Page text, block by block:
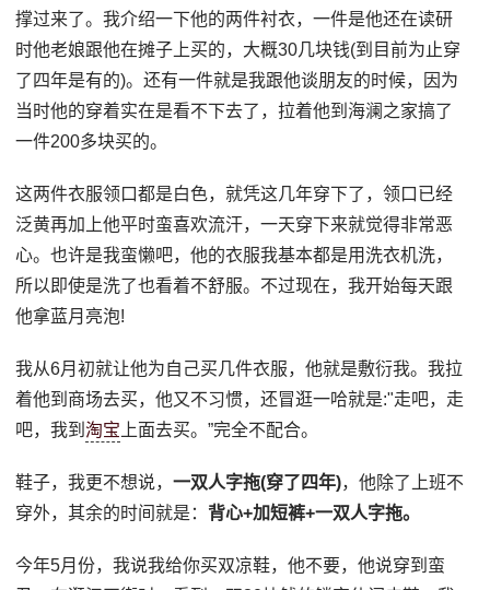
撑过来了。我介绍一下他的两件衬衣，一件是他还在读研
时他老娘跟他在摊子上买的，大概30几块钱(到目前为止穿
了四年是有的)。还有一件就是我跟他谈朋友的时候，因为
当时他的穿着实在是看不下去了，拉着他到海澜之家搞了
一件200多块买的。
这两件衣服领口都是白色，就凭这几年穿下了，领口已经
泛黄再加上他平时蛮喜欢流汗，一天穿下来就觉得非常恶
心。也许是我蛮懒吧，他的衣服我基本都是用洗衣机洗，
所以即使是洗了也看着不舒服。不过现在，我开始每天跟
他拿蓝月亮泡!
我从6月初就让他为自己买几件衣服，他就是敷衍我。我拉
着他到商场去买，他又不习惯，还冒逛一哈就是:"走吧，走
吧，我到淘宝 上面去买。”完全不配合。
鞋子，我更不想说，一双人字拖(穿了四年)，他除了上班不
穿外，其余的时间就是： 背心+加短裤+一双人字拖。
今年5月份，我说我给你买双凉鞋，他不要，他说穿到蛮